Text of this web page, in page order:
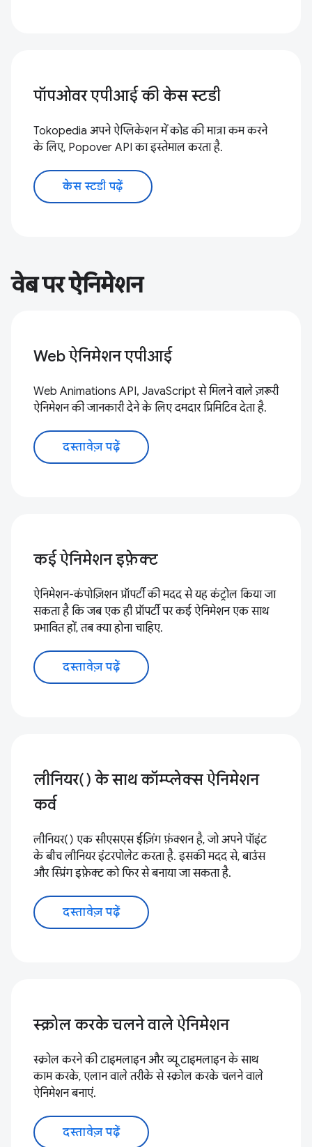
पॉपओवर एपीआई की केस स्टडी
Tokopedia अपने ऐप्लिकेशन में कोड की मात्रा कम करने
के लिए, Popover API का इस्तेमाल करता है.
केस स्टडी पढ़ें
वेब पर ऐनिमेशन
Web ऐनिमेशन एपीआई
Web Animations API, JavaScript से मिलने वाले ज़रूरी
ऐनिमेशन की जानकारी देने के लिए दमदार प्रिमिटिव देता है.
दस्तावेज़ पढ़ें
कई ऐनिमेशन इफ़ेक्ट
ऐनिमेशन-कंपोज़िशन प्रॉपर्टी की मदद से यह कंट्रोल किया जा
सकता है कि जब एक ही प्रॉपर्टी पर कई ऐनिमेशन एक साथ
प्रभावित हों, तब क्या होना चाहिए.
दस्तावेज़ पढ़ें
लीनियर() के साथ कॉम्प्लेक्स ऐनिमेशन
कर्व
लीनियर() एक सीएसएस ईज़िंग फ़ंक्शन है, जो अपने पॉइंट
के बीच लीनियर इंटरपोलेट करता है. इसकी मदद से, बाउंस
और स्प्रिंग इफ़ेक्ट को फिर से बनाया जा सकता है.
दस्तावेज़ पढ़ें
स्क्रोल करके चलने वाले ऐनिमेशन
स्क्रोल करने की टाइमलाइन और व्यू टाइमलाइन के साथ
काम करके, एलान वाले तरीके से स्क्रोल करके चलने वाले
ऐनिमेशन बनाएं.
दस्तावेज़ पढ़ें